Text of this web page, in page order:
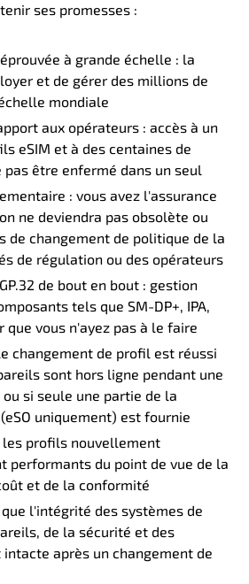
ses promesses :
à grande échelle : la
et de gérer des millions de
mondiale
aux opérateurs : accès à un
eSIM et à des centaines de
pas être enfermé dans un seul
: vous avez l'assurance
ne deviendra pas obsolète ou
de changement de politique de la
de régulation ou des opérateurs
de bout en bout : gestion
tels que SM-DP+, IPA,
que vous n'ayez pas à le faire
changement de profil est réussi
sont hors ligne pendant une
si seule une partie de la
uniquement) est fournie
les profils nouvellement
performants du point de vue de la
et de la conformité
l'intégrité des systèmes de
de la sécurité et des
après un changement de